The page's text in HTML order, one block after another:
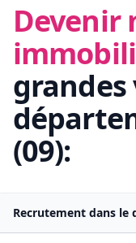
Devenir
grandes
(09):
Recrutement dans le